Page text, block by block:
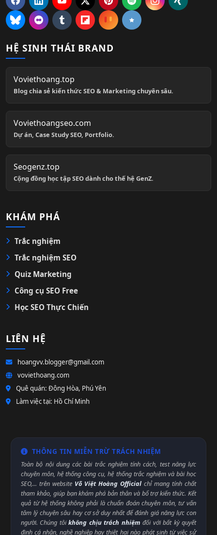
HỆ SINH THÁI BRAND
Voviethoang.top
Blog chia sẻ kiến thức SEO & Marketing chuyên sâu.
Voviethoangseo.com
Dự án, Case Study SEO, Portfolio.
Seogenz.top
Cộng đồng học tập SEO dành cho thế hệ GenZ.
KHÁM PHÁ
Trắc nghiệm
Trắc nghiệm SEO
Quiz Marketing
Công cụ SEO Free
Học SEO Thực Chiến
LIÊN HỆ
hoangvv.blogger@gmail.com
voviethoang.com
Quê quán: Đông Hòa, Phú Yên
Làm việc tại: Hồ Chí Minh
THÔNG TIN MIỄN TRỪ TRÁCH NHIỆM
Toàn bộ nội dung các bài trắc nghiệm tính cách, test năng lực
chuyên môn, hệ thống công cụ, hệ thống trắc nghiệm và bài học
SEO,... trên website Võ Việt Hoàng Official chỉ mang tính chất
tham khảo, giúp bạn khám phá bản thân và bổ trợ kiến thức. Kết
quả từ hệ thống không phải là chuẩn đoán chuyên môn, tư vấn
tâm lý chuyên sâu hay cơ sở duy nhất để đánh giá năng lực con
người. Chúng tôikhông chịu trách nhiệm đối với bất kỳ quyết
định cá nhân, nghề nghiệp hay thiệt hại nào phát sinh từ việc sử